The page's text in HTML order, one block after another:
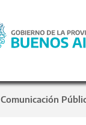
Comunicación